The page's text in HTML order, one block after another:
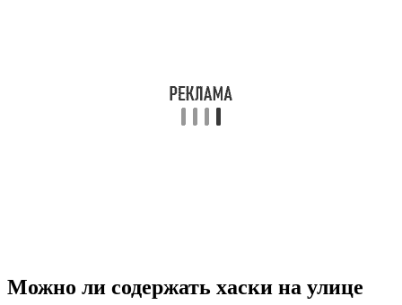
Можно ли содержать хаски на улице